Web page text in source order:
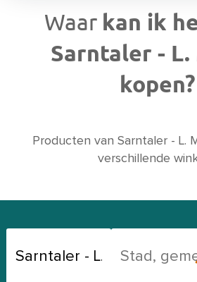
Huidige locatie
Waar kan ik
Sarntaler - L.
kopen?
Producten van Sarntaler - L.
verschillende